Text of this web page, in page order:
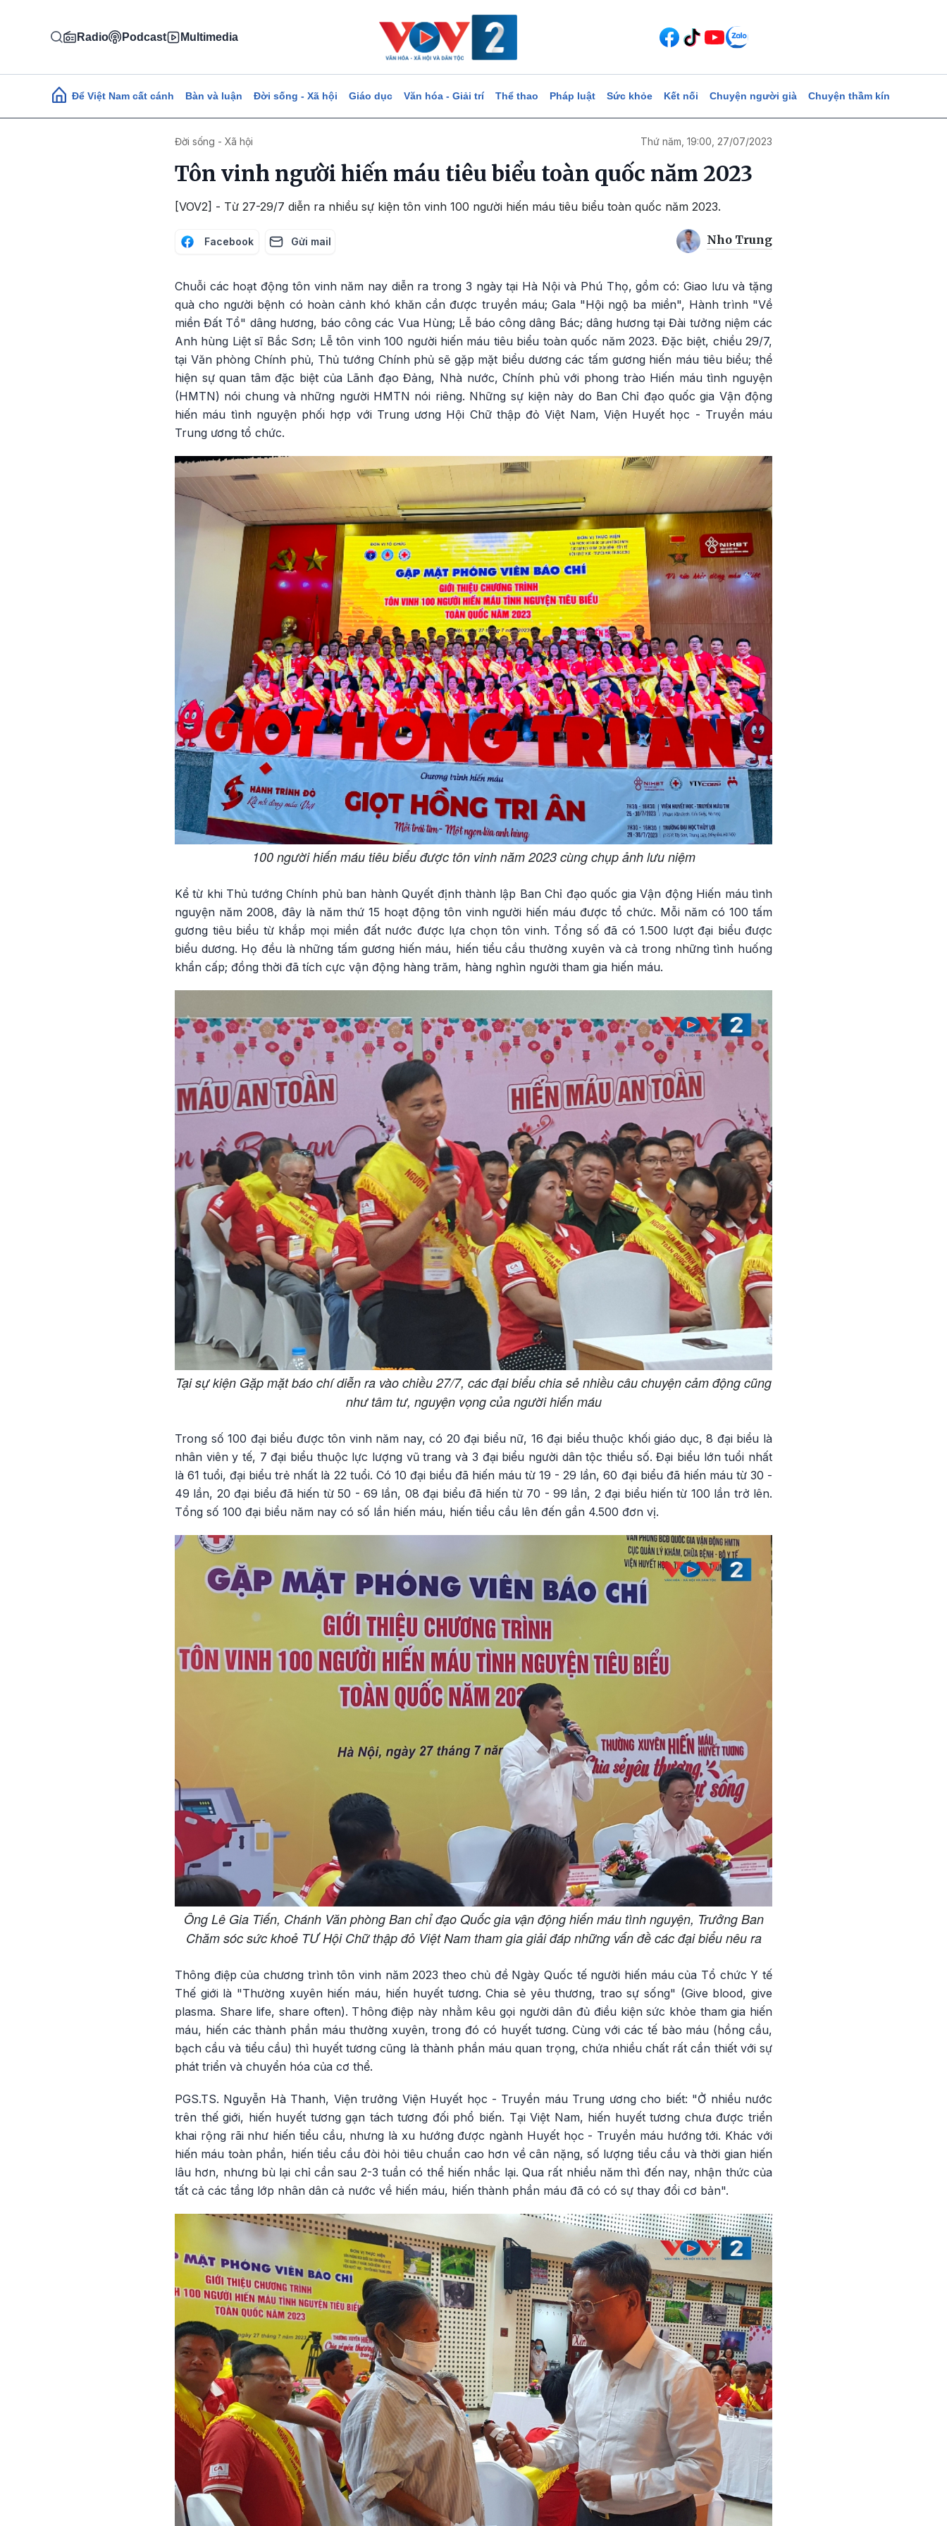
Radio Podcast Multimedia
Main navigation
Để Việt Nam cất cánh Bàn và luận Đời sống - Xã hội Giáo dục Văn hóa - Giải trí Thể thao Pháp luật Sức khỏe Kết nối Chuyện người già Chuyện thầm kín
Đời sống - Xã hội Thứ năm, 19:00, 27/07/2023
Tôn vinh người hiến máu tiêu biểu toàn quốc năm 2023
[VOV2] - Từ 27-29/7 diễn ra nhiều sự kiện tôn vinh 100 người hiến máu tiêu biểu toàn quốc năm 2023.
Facebook Gửi mail Nho Trung
Chuỗi các hoạt động tôn vinh năm nay diễn ra trong 3 ngày tại Hà Nội và Phú Thọ, gồm có: Giao lưu và tặng
quà cho người bệnh có hoàn cảnh khó khăn cần được truyền máu; Gala "Hội ngộ ba miền", Hành trình "Về
miền Đất Tổ" dâng hương, báo công các Vua Hùng; Lễ báo công dâng Bác; dâng hương tại Đài tưởng niệm các
Anh hùng Liệt sĩ Bắc Sơn; Lễ tôn vinh 100 người hiến máu tiêu biểu toàn quốc năm 2023. Đặc biệt, chiều 29/7,
tại Văn phòng Chính phủ, Thủ tướng Chính phủ sẽ gặp mặt biểu dương các tấm gương hiến máu tiêu biểu; thể
hiện sự quan tâm đặc biệt của Lãnh đạo Đảng, Nhà nước, Chính phủ với phong trào Hiến máu tình nguyện
(HMTN) nói chung và những người HMTN nói riêng. Những sự kiện này do Ban Chỉ đạo quốc gia Vận động
hiến máu tình nguyện phối hợp với Trung ương Hội Chữ thập đỏ Việt Nam, Viện Huyết học - Truyền máu
Trung ương tổ chức.
100 người hiến máu tiêu biểu được tôn vinh năm 2023 cùng chụp ảnh lưu niệm
Kể từ khi Thủ tướng Chính phủ ban hành Quyết định thành lập Ban Chỉ đạo quốc gia Vận động Hiến máu tình
nguyện năm 2008, đây là năm thứ 15 hoạt động tôn vinh người hiến máu được tổ chức. Mỗi năm có 100 tấm
gương tiêu biểu từ khắp mọi miền đất nước được lựa chọn tôn vinh. Tổng số đã có 1.500 lượt đại biểu được
biểu dương. Họ đều là những tấm gương hiến máu, hiến tiểu cầu thường xuyên và cả trong những tình huống
khẩn cấp; đồng thời đã tích cực vận động hàng trăm, hàng nghìn người tham gia hiến máu.
Tại sự kiện Gặp mặt báo chí diễn ra vào chiều 27/7, các đại biểu chia sẻ nhiều câu chuyện cảm động cũng
như tâm tư, nguyện vọng của người hiến máu
Trong số 100 đại biểu được tôn vinh năm nay, có 20 đại biểu nữ, 16 đại biểu thuộc khối giáo dục, 8 đại biểu là
nhân viên y tế, 7 đại biểu thuộc lực lượng vũ trang và 3 đại biểu người dân tộc thiểu số. Đại biểu lớn tuổi nhất
là 61 tuổi, đại biểu trẻ nhất là 22 tuổi. Có 10 đại biểu đã hiến máu từ 19 - 29 lần, 60 đại biểu đã hiến máu từ 30 -
49 lần, 20 đại biểu đã hiến từ 50 - 69 lần, 08 đại biểu đã hiến từ 70 - 99 lần, 2 đại biểu hiến từ 100 lần trở lên.
Tổng số 100 đại biểu năm nay có số lần hiến máu, hiến tiểu cầu lên đến gần 4.500 đơn vị.
Ông Lê Gia Tiến, Chánh Văn phòng Ban chỉ đạo Quốc gia vận động hiến máu tình nguyện, Trưởng Ban
Chăm sóc sức khoẻ TƯ Hội Chữ thập đỏ Việt Nam tham gia giải đáp những vấn đề các đại biểu nêu ra
Thông điệp của chương trình tôn vinh năm 2023 theo chủ đề Ngày Quốc tế người hiến máu của Tổ chức Y tế
Thế giới là "Thường xuyên hiến máu, hiến huyết tương. Chia sẻ yêu thương, trao sự sống" (Give blood, give
plasma. Share life, share often). Thông điệp này nhằm kêu gọi người dân đủ điều kiện sức khỏe tham gia hiến
máu, hiến các thành phần máu thường xuyên, trong đó có huyết tương. Cùng với các tế bào máu (hồng cầu,
bạch cầu và tiểu cầu) thì huyết tương cũng là thành phần máu quan trọng, chứa nhiều chất rất cần thiết với sự
phát triển và chuyển hóa của cơ thể.
PGS.TS. Nguyễn Hà Thanh, Viện trưởng Viện Huyết học - Truyền máu Trung ương cho biết: "Ở nhiều nước
trên thế giới, hiến huyết tương gạn tách tương đối phổ biến. Tại Việt Nam, hiến huyết tương chưa được triển
khai rộng rãi như hiến tiểu cầu, nhưng là xu hướng được ngành Huyết học - Truyền máu hướng tới. Khác với
hiến máu toàn phần, hiến tiểu cầu đòi hỏi tiêu chuẩn cao hơn về cân nặng, số lượng tiểu cầu và thời gian hiến
lâu hơn, nhưng bù lại chỉ cần sau 2-3 tuần có thể hiến nhắc lại. Qua rất nhiều năm thì đến nay, nhận thức của
tất cả các tầng lớp nhân dân cả nước về hiến máu, hiến thành phần máu đã có có sự thay đổi cơ bản".